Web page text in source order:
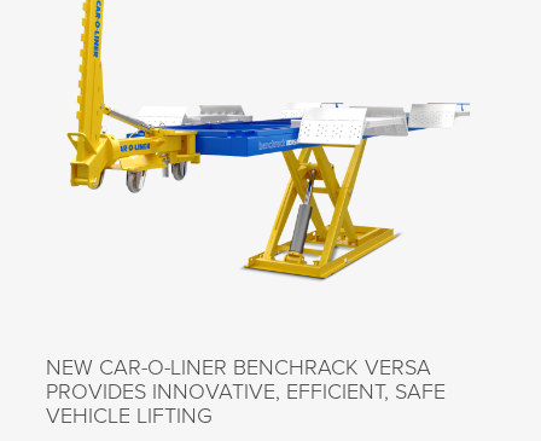
NEW CAR-O-LINER BENCHRACK VERSA
PROVIDES INNOVATIVE, EFFICIENT, SAFE
VEHICLE LIFTING